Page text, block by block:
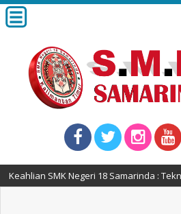
SMK Negeri 18 Samarinda :